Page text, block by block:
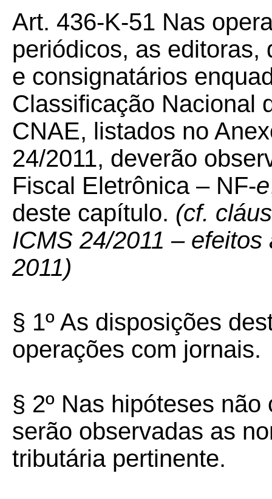
Art. 436-K-51 Nas
periódicos, as editoras,
e consignatários
Classificação Nacional
CNAE, listados no
24/2011, deverão
Fiscal Eletrônica – NF-e
deste capítulo. (cf.
ICMS 24/2011 –
2011)
§ 1º As disposições
operações com jornais.
§ 2º Nas hipóteses
serão observadas as
tributária pertinente.